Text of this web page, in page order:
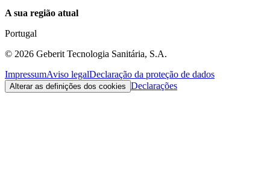
A sua região atual
Portugal
© 2026 Geberit Tecnologia Sanitária, S.A.
ImpressumAviso legalDeclaração da proteção de dados
Alterar as definições dos cookies Declarações